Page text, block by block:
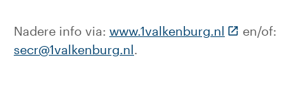
Nadere info via: www.1valkenburg.nl (Deze link
en/of:
secr@1valkenburg.nl.